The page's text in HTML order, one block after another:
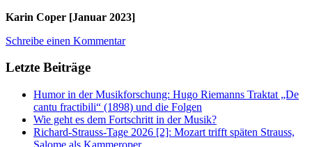
Karin Coper [Januar 2023]
Schreibe einen Kommentar
Letzte Beiträge
Humor in der Musikforschung: Hugo Riemanns Traktat „De
cantu fractibili“ (1898) und die Folgen
Wie geht es dem Fortschritt in der Musik?
Richard-Strauss-Tage 2026 [2]: Mozart trifft späten Strauss,
Salome als Kammeroper